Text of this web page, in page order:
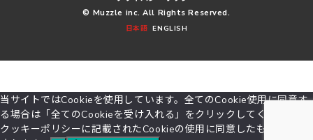
© Muzzle inc. All Rights Reserved.
ENGLISH
日本語
当サイトではCookieを使用しています。全てのCookie使用に同意す
る場合は「全てのCookieを受け入れる」をクリックしてください。
クッキーポリシーに記載されたCookieの使用に同意したものとみな